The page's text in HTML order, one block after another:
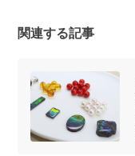
関連する記事